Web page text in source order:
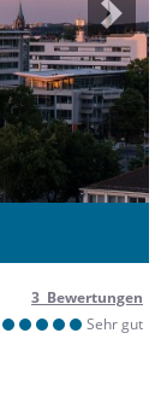
Next
3 Bewertungen
Sehr gut